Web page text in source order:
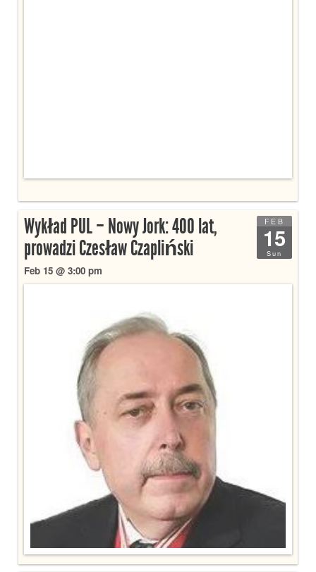
FEB
15
Sun
Wykład PUL – Nowy Jork: 400 lat,
prowadzi Czesław Czapliński
Feb 15 @ 3:00 pm